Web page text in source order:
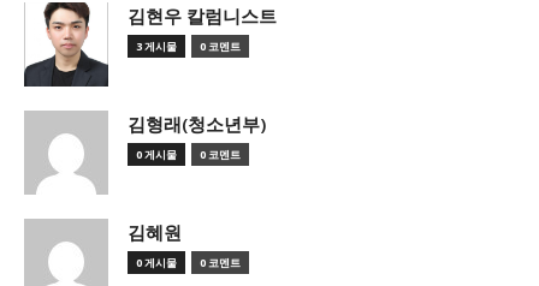
김현우 칼럼니스트
3 게시물 0 코멘트
김형래(청소년부)
0 게시물 0 코멘트
김혜원
0 게시물 0 코멘트